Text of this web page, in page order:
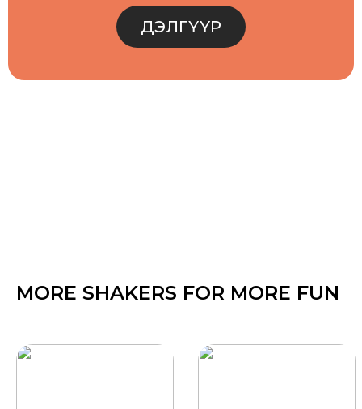
ДЭЛГҮҮР
MORE SHAKERS FOR MORE FUN